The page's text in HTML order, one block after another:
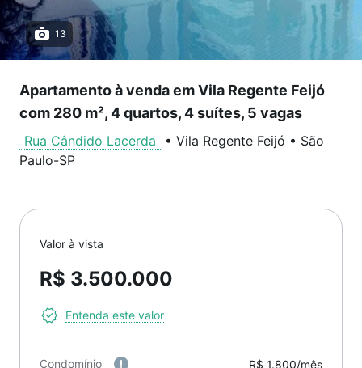
13
Apartamento à venda em Vila Regente Feijó
com 280 m², 4 quartos, 4 suítes, 5 vagas
Rua Cândido Lacerda • Vila Regente Feijó • São
Paulo-SP
Valor à vista
R$ 3.500.000
Entenda este valor
Condomínio R$ 1.800/mês